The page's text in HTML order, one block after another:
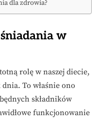
dla zdrowia?
w
rolę w naszej diecie,
To właśnie ono
składników
funkcjonowanie